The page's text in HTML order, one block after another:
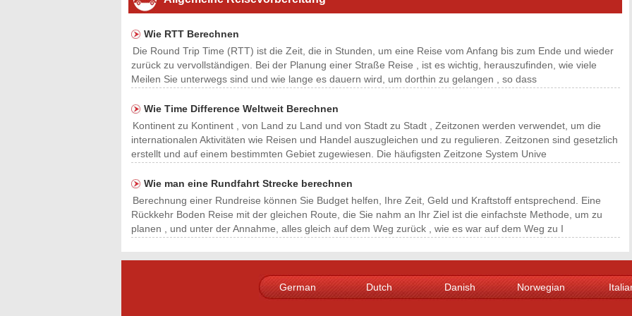
Wie RTT Berechnen
Die Round Trip Time (RTT) ist die Zeit, die in Stunden, um eine Reise vom Anfang bis zum Ende und wieder
zurück zu vervollständigen. Bei der Planung einer Straße Reise , ist es wichtig, herauszufinden, wie viele
Meilen Sie unterwegs sind und wie lange es dauern wird, um dorthin zu gelangen , so dass
Wie Time Difference Weltweit Berechnen
Kontinent zu Kontinent , von Land zu Land und von Stadt zu Stadt , Zeitzonen werden verwendet, um die
internationalen Aktivitäten wie Reisen und Handel auszugleichen und zu regulieren. Zeitzonen sind gesetzlich
erstellt und auf einem bestimmten Gebiet zugewiesen. Die häufigsten Zeitzone System Unive
Wie man eine Rundfahrt Strecke berechnen
Berechnung einer Rundreise können Sie Budget helfen, Ihre Zeit, Geld und Kraftstoff entsprechend. Eine
Rückkehr Boden Reise mit der gleichen Route, die Sie nahm an Ihr Ziel ist die einfachste Methode, um zu
planen , und unter der Annahme, alles gleich auf dem Weg zurück , wie es war auf dem Weg zu I
German Dutch Danish Norwegian